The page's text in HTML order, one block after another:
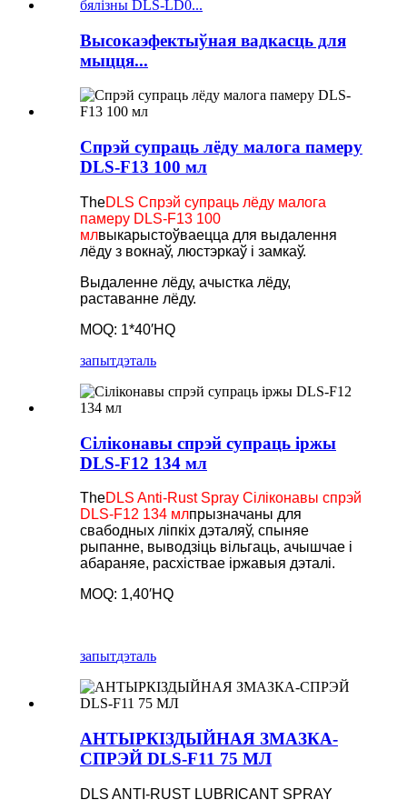
Высокаэфектыўная вадкасць для
мыцця...
Спрэй супраць лёду малога памеру
DLS-F13 100 мл
TheDLS Спрэй супраць лёду малога
памеру DLS-F13 100
млвыкарыстоўваецца для выдалення
лёду з вокнаў, люстэркаў і замкаў.
Выдаленне лёду, ачыстка лёду,
раставанне лёду.
MOQ: 1*40′HQ
запытдэталь
Сіліконавы спрэй супраць іржы
DLS-F12 134 мл
TheDLS Anti-Rust Spray Сіліконавы спрэй
DLS-F12 134 млпрызначаны для
свабодных ліпкіх дэталяў, спыняе
рыпанне, выводзіць вільгаць, ачышчае і
абараняе, расхіствае іржавыя дэталі.
MOQ: 1,40′HQ
запытдэталь
АНТЫРКІЗДЫЙНАЯ ЗМАЗКА-
СПРЭЙ DLS-F11 75 МЛ
DLS ANTI-RUST LUBRICANT SPRAY